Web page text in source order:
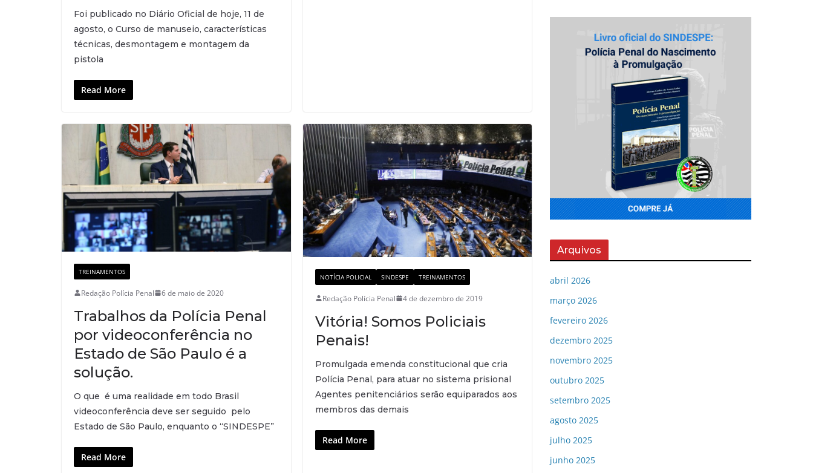
Foi publicado no Diário Oficial de hoje, 11 de
agosto, o Curso de manuseio, características
técnicas, desmontagem e montagem da
pistola
Read More
TREINAMENTOS
Redação Polícia Penal 6 de maio de 2020
Trabalhos da Polícia Penal
por videoconferência no
Estado de São Paulo é a
solução.
O que é uma realidade em todo Brasil
videoconferência deve ser seguido pelo
Estado de São Paulo, enquanto o “SINDESPE”
Read More
NOTÍCIA POLICIAL SINDESPE TREINAMENTOS
Redação Polícia Penal 4 de dezembro de 2019
Vitória! Somos Policiais
Penais!
Promulgada emenda constitucional que cria
Polícia Penal, para atuar no sistema prisional
Agentes penitenciários serão equiparados aos
membros das demais
Read More
Arquivos
abril 2026
março 2026
fevereiro 2026
dezembro 2025
novembro 2025
outubro 2025
setembro 2025
agosto 2025
julho 2025
junho 2025